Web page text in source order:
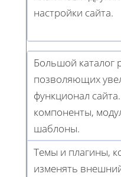
настройки сайта.
Большой каталог
позволяющих
функционал
компоненты,
шаблоны.
Темы и плагины,
изменять